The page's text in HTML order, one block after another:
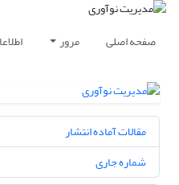
صفحه اصلی مرور
مقالات آماده انتشار
شماره جاری